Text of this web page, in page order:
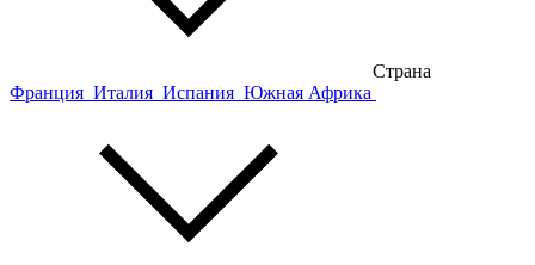
Страна
Франция Италия Испания Южная Африка